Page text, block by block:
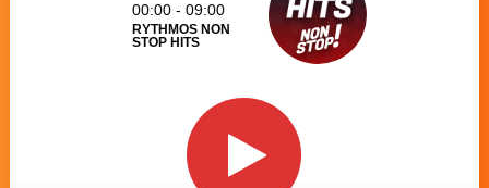
00:00 - 09:00
RYTHMOS NON
STOP HITS